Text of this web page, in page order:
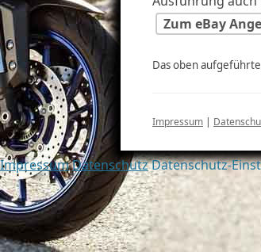
Zum eBay
Das oben
Impressum |
ImpressumDatenschutzDatenschutz-